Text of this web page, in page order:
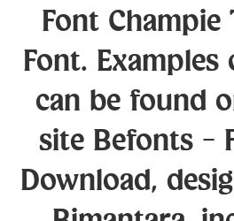
Font
Font.
can be found
site Befonts –
Download,